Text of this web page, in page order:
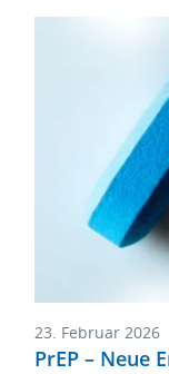
23. Februar 2026
PrEP – Neue